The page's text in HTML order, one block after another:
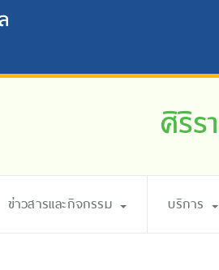
ศิริร
ข่าวสารและกิจกรรม บริการ